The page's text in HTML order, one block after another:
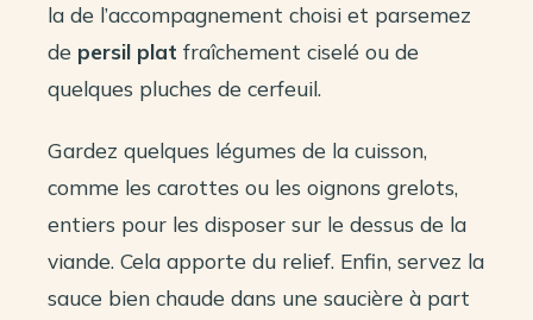
la de l’accompagnement choisi et parsemez
de persil plat fraîchement ciselé ou de
quelques pluches de cerfeuil.
Gardez quelques légumes de la cuisson,
comme les carottes ou les oignons grelots,
entiers pour les disposer sur le dessus de la
viande. Cela apporte du relief. Enfin, servez la
sauce bien chaude dans une saucière à part